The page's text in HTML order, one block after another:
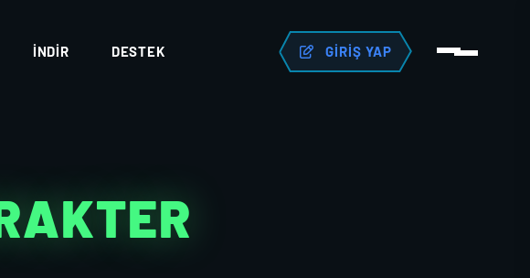
İNDIR DESTEK GIRIŞ YAP